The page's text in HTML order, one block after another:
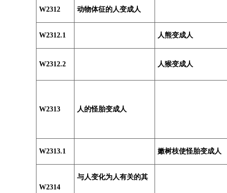
W2312 动物体征的人变成人
W2312.1 人熊变成人
W2312.2 人猴变成人
W2313 人的怪胎变成人
W2313.1 嫩树枝使怪胎变成人
W2314
与人变化为人有关的其